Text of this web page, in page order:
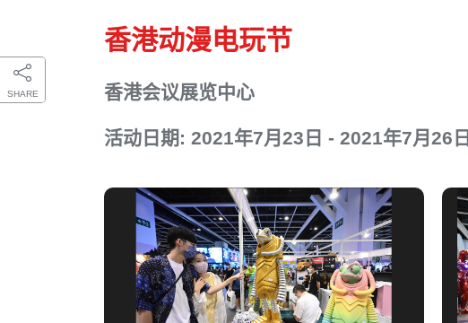
SHARE
香港动漫电玩节
香港会议展览中心
活动日期: 2021年7月23日 - 2021年7月26日